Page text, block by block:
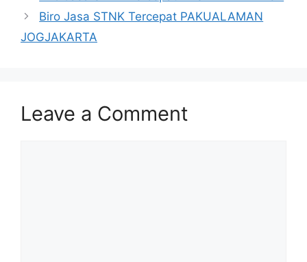
Biro Jasa STNK Tercepat PAKUALAMAN
JOGJAKARTA
Leave a Comment